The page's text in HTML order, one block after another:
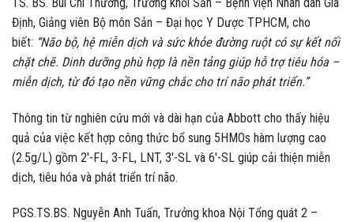
Định, Giảng viên Bộ môn Sản – Đại học Y Dược TPHCM, cho
biết: “Não bộ, hệ miễn dịch và sức khỏe đường ruột có sự kết nối
chặt chẽ. Dinh dưỡng phù hợp là nền tảng giúp hỗ trợ tiêu hóa –
miễn dịch, từ đó tạo nền vững chắc cho trí não phát triển.”
Thông tin từ nghiên cứu mới và dài hạn của Abbott cho thấy hiệu
quả của việc kết hợp công thức bổ sung 5HMOs hàm lượng cao
(2.5g/L) gồm 2′-FL, 3-FL, LNT, 3′-SL và 6′-SL giúp cải thiện miễn
dịch, tiêu hóa và phát triển trí não.
PGS.TS.BS. Nguyễn Anh Tuấn, Trưởng khoa Nội Tổng quát 2 –